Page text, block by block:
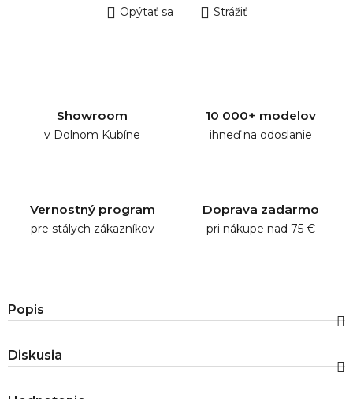
Opýtať sa Strážiť
Showroom
v Dolnom Kubíne
10 000+ modelov
ihneď na odoslanie
Vernostný program
pre stálych zákazníkov
Doprava zadarmo
pri nákupe nad 75 €
Popis
Diskusia